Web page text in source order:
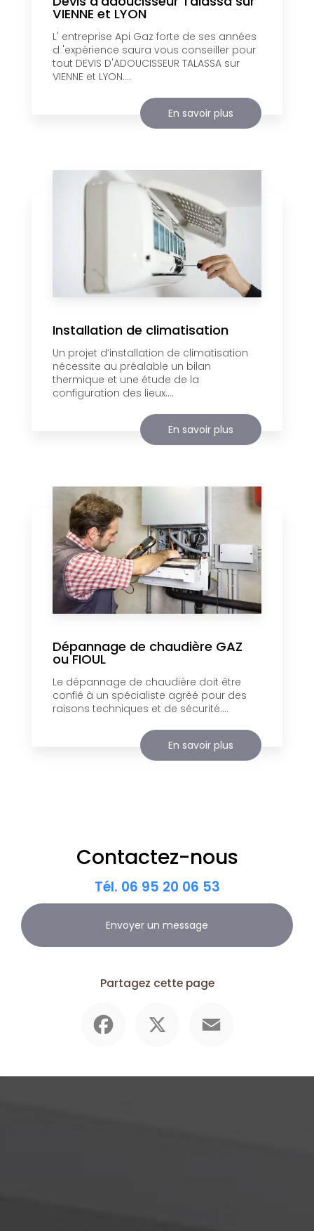
VIENNE et LYON
L' entreprise Api Gaz forte de ses années
d 'expérience saura vous conseiller pour
tout DEVIS D'ADOUCISSEUR TALASSA sur
VIENNE et LYON....
En savoir plus
Installation de climatisation
Un projet d’installation de climatisation
nécessite au préalable un bilan
thermique et une étude de la
configuration des lieux....
En savoir plus
Dépannage de chaudière GAZ
ou FIOUL
Le dépannage de chaudière doit être
confié à un spécialiste agréé pour des
raisons techniques et de sécurité....
En savoir plus
Contactez-nous
Tél. 06 95 20 06 53
Envoyer un message
Partagez cette page